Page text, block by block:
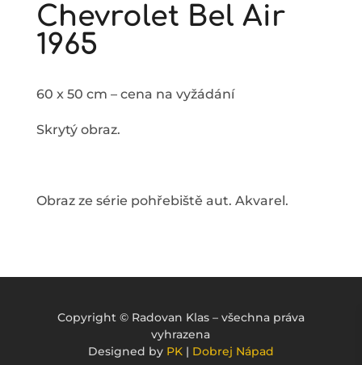
Chevrolet Bel Air
1965
60 x 50 cm – cena na vyžádání
Skrytý obraz.
Obraz ze série pohřebiště aut. Akvarel.
Copyright ©Radovan Klas – všechna práva
vyhrazena
Designed by PK | Dobrej Nápad